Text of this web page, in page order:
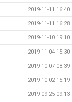
2019-11-11 16:40
2019-11-11 16:28
2019-11-10 19:10
2019-11-04 15:30
2019-10-07 08:39
2019-10-02 15:19
2019-09-25 09:13